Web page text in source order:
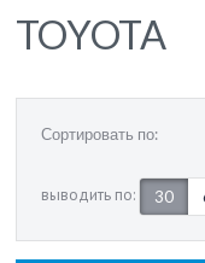
TOYOTA
Сортировать по:
выводить по: 30